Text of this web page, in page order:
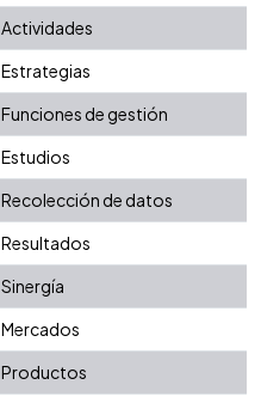
Actividades
Estrategias
Funciones de gestión
Estudios
Recolección de datos
Resultados
Sinergía
Mercados
Productos